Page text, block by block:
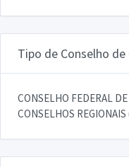
Tipo de Conselho de
CONSELHO FEDERAL
CONSELHOS REGIONAIS